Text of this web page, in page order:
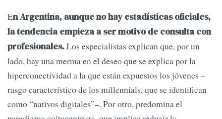
En Argentina, aunque no hay estadísticas oficiales,
la tendencia empieza a ser motivo de consulta con
profesionales.Los especialistas explican que, por un
lado, hay una merma en el deseo que se explica por la
hiperconectividad a la que están expuestos los jóvenes –
rasgo característico de los millennials, que se identifican
como “nativos digitales”–. Por otro, predomina el